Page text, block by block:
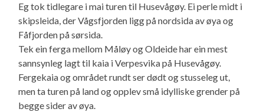
Eg tok tidlegare i mai turen til Husevågøy. Ei perle midt i
skipsleida, der Vågsfjorden ligg på nordsida av øya og
Fåfjorden på sørsida.
Tek ein ferga mellom Måløy og Oldeide har ein mest
sannsynleg lagt til kaia i Verpesvika på Husevågøy.
Fergekaia og området rundt ser dødt og stusseleg ut,
men ta turen på land og opplev små idylliske grender på
begge sider av øya.